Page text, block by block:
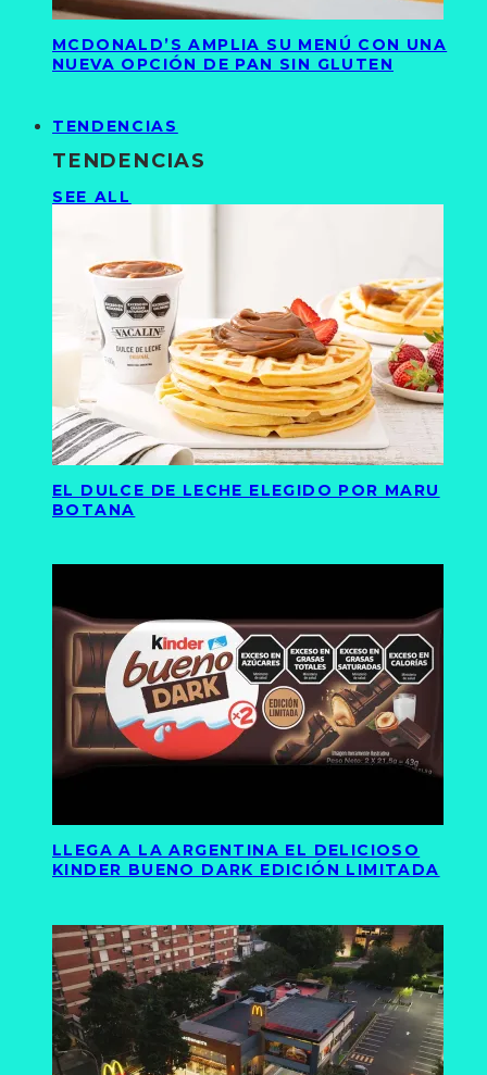
MCDONALD’S AMPLIA SU MENÚ CON UNA
NUEVA OPCIÓN DE PAN SIN GLUTEN
TENDENCIAS
TENDENCIAS
SEE ALL
EL DULCE DE LECHE ELEGIDO POR MARU
BOTANA
LLEGA A LA ARGENTINA EL DELICIOSO
KINDER BUENO DARK EDICIÓN LIMITADA